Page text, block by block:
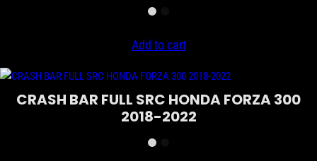
Add to cart
CRASH BAR FULL SRC HONDA FORZA 300
2018-2022